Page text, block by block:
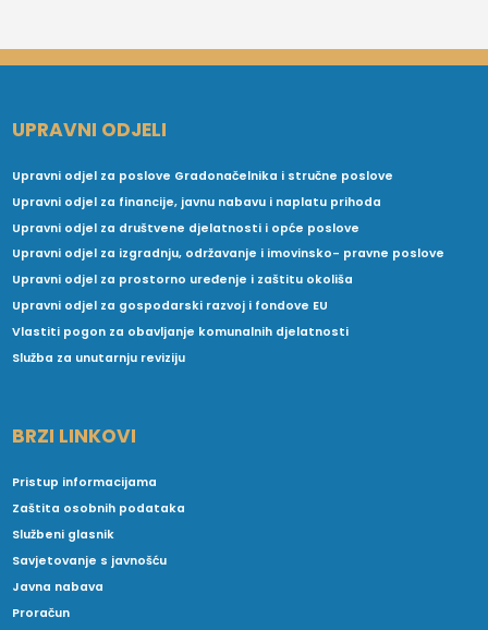
UPRAVNI ODJELI
Upravni odjel za poslove Gradonačelnika i stručne poslove
Upravni odjel za financije, javnu nabavu i naplatu prihoda
Upravni odjel za društvene djelatnosti i opće poslove
Upravni odjel za izgradnju, održavanje i imovinsko- pravne poslove
Upravni odjel za prostorno uređenje i zaštitu okoliša
Upravni odjel za gospodarski razvoj i fondove EU
Vlastiti pogon za obavljanje komunalnih djelatnosti
Služba za unutarnju reviziju
BRZI LINKOVI
Pristup informacijama
Zaštita osobnih podataka
Službeni glasnik
Savjetovanje s javnošću
Javna nabava
Proračun